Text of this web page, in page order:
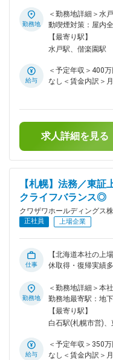
金等福利厚生充実】 ■職務内容： 商業施設・オフィスビ
公共施設・マンシ
る内装施工管理をお任せします。
質・安全・原価管
発注や事務処理は営業事
ディングス株式会
08:30 メールチェ
資材発注などの段
わせ・安全確認・
担当者・設計者と
の内装仕上げ確認
理・工程表や実行
ミーティング（進
見積作成・写真整
残業時間：約40 時間。時
国内外あわせて
事・外装工事の工
の建設に参画し、
定める業務
勤務地
＜勤務地詳細＞水
動喫煙対策：屋内
【最寄り駅】
水戸駅、偕楽園駅
給与
＜予定年収＞400
なし＜賃金内訳＞
残業手当＞有＜給
となり、経験・年
■賞与：年2回（7
（入社9 年目）：
む）賃金はあくま
る可能性がありま
す。
求人詳細を見る
【札幌】法務／東
クライフバランス◎
クワザワホールディングス
正社員 上場企業
仕事
【北海道本社の上
休取得・復帰実績多数／有
画・立案・実施等を対応
は・・・≫ ・取引
内容がないかの審
ブルが生じた際、
ス浸透のため、研
する記事の作成な
勤務地
＜勤務地詳細＞本
勤務地最寄駅：地
禁煙変更の範囲：
【最寄り駅】
白石駅(札幌市営)
給与
＜予定年収＞350
なし＜賃金内訳＞